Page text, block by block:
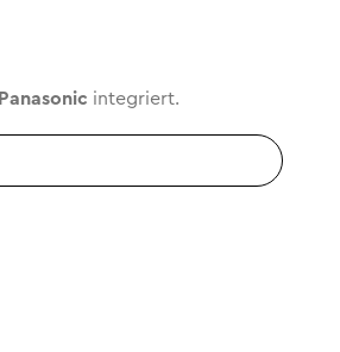
Panasonic integriert.